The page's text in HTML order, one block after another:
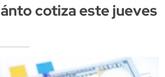
cotiza este jueves